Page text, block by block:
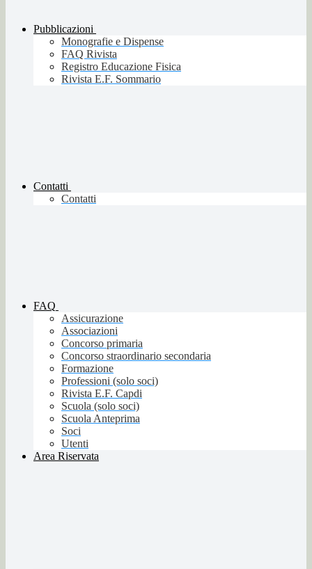
Pubblicazioni
Monografie e Dispense
FAQ Rivista
Registro Educazione Fisica
Rivista E.F. Sommario
Contatti
Contatti
FAQ
Assicurazione
Associazioni
Concorso primaria
Concorso straordinario secondaria
Formazione
Professioni (solo soci)
Rivista E.F. Capdi
Scuola (solo soci)
Scuola Anteprima
Soci
Utenti
Area Riservata